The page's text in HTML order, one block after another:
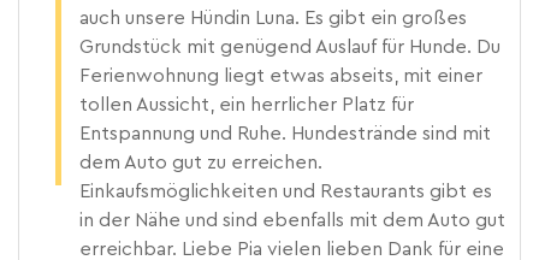
auch unsere Hündin Luna. Es gibt ein großes
Grundstück mit genügend Auslauf für Hunde. Du
Ferienwohnung liegt etwas abseits, mit einer
tollen Aussicht, ein herrlicher Platz für
Entspannung und Ruhe. Hundestrände sind mit
dem Auto gut zu erreichen.
Einkaufsmöglichkeiten und Restaurants gibt es
in der Nähe und sind ebenfalls mit dem Auto gut
erreichbar. Liebe Pia vielen lieben Dank für eine